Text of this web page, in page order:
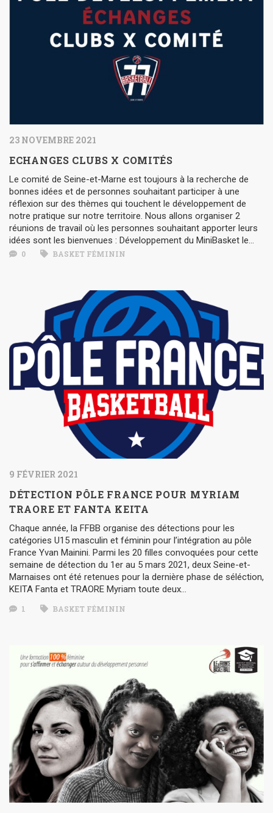
23 NOVEMBRE 2021
ECHANGES CLUBS X COMITÉS
Le comité de Seine-et-Marne est toujours à la recherche de
bonnes idées et de personnes souhaitant participer à une
réflexion sur des thèmes qui touchent le développement de
notre pratique sur notre territoire. Nous allons organiser 2
réunions de travail où les personnes souhaitant apporter leurs
idées sont les bienvenues : Développement du MiniBasket le...
0 BASKET FÉMININ
9 FÉVRIER 2021
DÉTECTION PÔLE FRANCE POUR MYRIAM
TRAORE ET FANTA KEITA
Chaque année, la FFBB organise des détections pour les
catégories U15 masculin et féminin pour l’intégration au pôle
France Yvan Mainini. Parmi les 20 filles convoquées pour cette
semaine de détection du 1er au 5 mars 2021, deux Seine-et-
Marnaises ont été retenues pour la dernière phase de séléction,
KEITA Fanta et TRAORE Myriam toute deux…
1 BASKET FÉMININ